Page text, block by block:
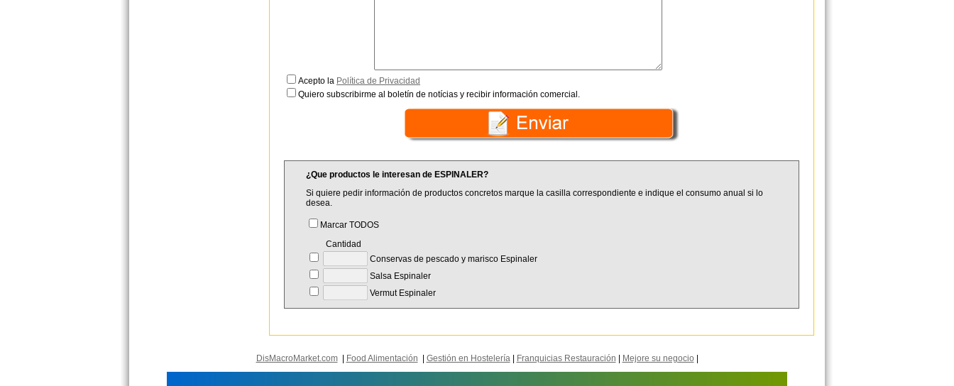
Acepto la Política de Privacidad
Quiero subscribirme al boletín de notícias y recibir información comercial.
¿Que productos le interesan de ESPINALER?
Si quiere pedir información de productos concretos marque la casilla correspondiente e indique el consumo anual si lo
desea.
Marcar TODOS
Cantidad
Conservas de pescado y marisco Espinaler
Salsa Espinaler
Vermut Espinaler
DisMacroMarket.com| Food Alimentación Gestión en Hostelería| Franquicias Restauración Mejore su negocio